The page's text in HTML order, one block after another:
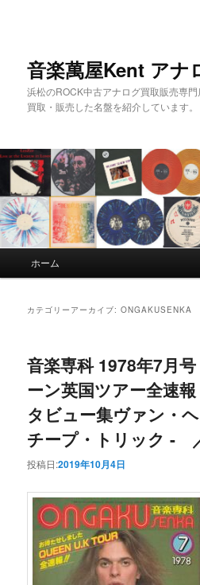
音楽萬屋Kent アナ
浜松のROCK中古アナログ買取販売専
買取・販売した名盤を紹介しています。
メインコンテンツへ移動
サブコンテンツへ移動
ホーム
カテゴリーアーカイブ:ONGAKUSENKA
音楽専科 1978年7月
ーン英国ツアー全速
タビュー集ヴァン・
チープ・トリック -
投稿日:2019年10月4日